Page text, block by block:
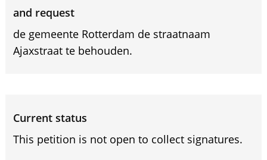
and request
de gemeente Rotterdam de straatnaam
Ajaxstraat te behouden.
Current status
This petition is not open to collect signatures.